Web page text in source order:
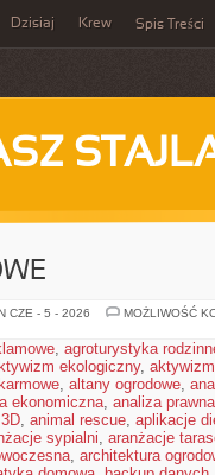
Dzisiaj Krew Spis Treści
CZE - 5 - 2026
MOŻLIWOŚĆ
, agroturystyka
ekologiczny,
, altany ogrodowe,
ekonomiczna, analiza
, animal rescue, aplikacje
sypialni, aranżacje
, architektura